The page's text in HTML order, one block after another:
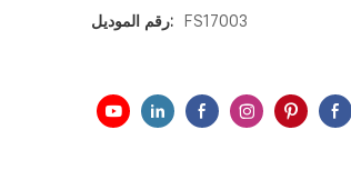
رقم الموديل: FS17003